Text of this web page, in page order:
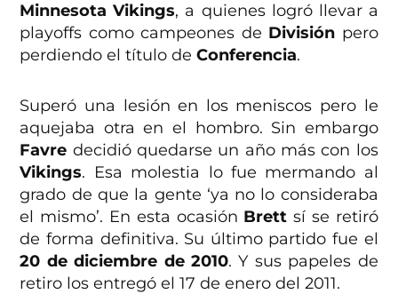
Minnesota Vikings, a quienes logró llevar a
playoffs como campeones de División pero
perdiendo el título deConferencia.
Superó una lesión en los meniscos pero le
aquejaba otra en el hombro. Sin embargo
Favre decidió quedarse un año más con los
Vikings. Esa molestia lo fue mermando al
grado de que la gente ‘ya no lo consideraba
el mismo’. En esta ocasión Brett sí se retiró
de forma definitiva. Su último partido fue el
20 de diciembre de 2010. Y sus papeles de
retiro los entregó el 17 de enero del 2011.